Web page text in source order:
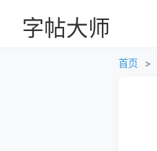
字帖大师
首页 >